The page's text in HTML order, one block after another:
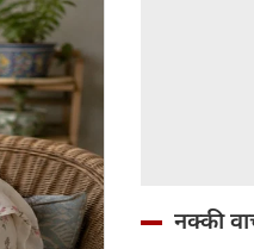
नक्की